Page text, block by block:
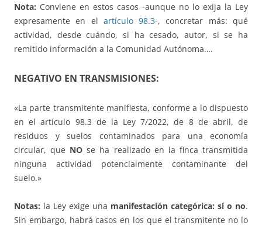
Nota: Conviene en estos casos -aunque no lo exija la Ley
expresamente en el artículo 98.3-, concretar más: qué
actividad, desde cuándo, si ha cesado, autor, si se ha
remitido información a la Comunidad Autónoma….
NEGATIVO EN TRANSMISIONES:
«La parte transmitente manifiesta, conforme a lo dispuesto
en el artículo 98.3 de la Ley 7/2022, de 8 de abril, de
residuos y suelos contaminados para una economía
circular, que NO se ha realizado en la finca transmitida
ninguna actividad potencialmente contaminante del
suelo.»
Notas: la Ley exige una manifestación categórica: sí o no.
Sin embargo, habrá casos en los que el transmitente no lo